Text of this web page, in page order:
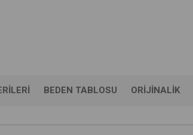
BEDEN TABLOSU ORIJINALIK